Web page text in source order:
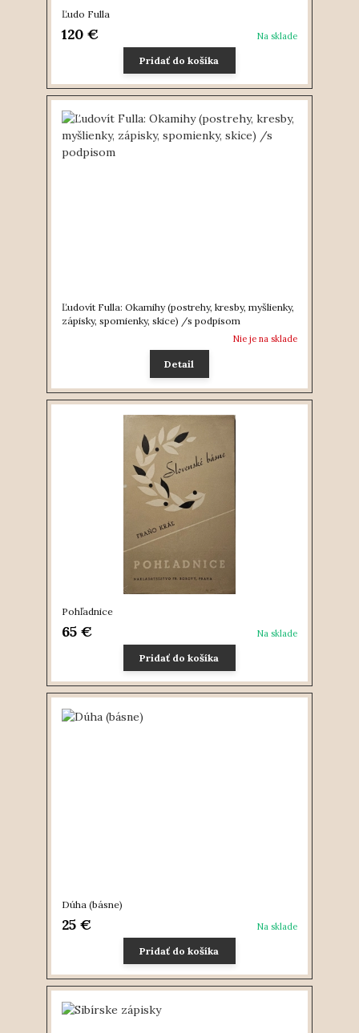
Ľudo Fulla
120 € Na sklade
Pridať do košíka
Ľudovít Fulla: Okamihy (postrehy, kresby, myšlienky,
zápisky, spomienky, skice) /s podpisom
Nie je na sklade
Detail
Pohľadnice
65 € Na sklade
Pridať do košíka
Dúha (básne)
25 € Na sklade
Pridať do košíka